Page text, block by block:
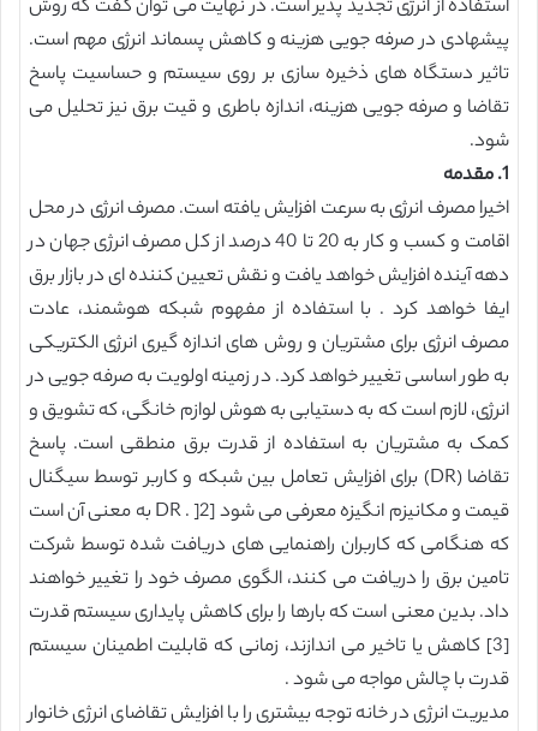
استفاده از انرژی تجدید پذیر است. در نهایت می توان گفت که روش
پیشهادی در صرفه جویی هزینه و کاهش پسماند انرژی مهم است.
تاثیر دستگاه های ذخیره سازی بر روی سیستم و حساسیت پاسخ
تقاضا و صرفه جویی هزینه، اندازه باطری و قیت برق نیز تحلیل می
شود.
1. مقدمه
اخیرا مصرف انرژی به سرعت افزایش یافته است. مصرف انرژی در محل
اقامت و کسب و کار به 20 تا 40 درصد از کل مصرف انرژی جهان در
دهه آینده افزایش خواهد یافت و نقش تعیین کننده ای در بازار برق
ایفا خواهد کرد . با استفاده از مفهوم شبکه هوشمند، عادت
مصرف انرژی برای مشتریان و روش های اندازه گیری انرژی الکتریکی
به طور اساسی تغییر خواهد کرد. در زمینه اولویت به صرفه جویی در
انرژی، لازم است که به دستیابی به هوش لوازم خانگی، که تشویق و
کمک به مشتریان به استفاده از قدرت برق منطقی است. پاسخ
تقاضا (DR) برای افزایش تعامل بین شبکه و کاربر توسط سیگنال
قیمت و مکانیزم انگیزه معرفی می شود [2[ . DR به معنی آن است
که هنگامی که کاربران راهنمایی های دریافت شده توسط شرکت
تامین برق را دریافت می کنند، الگوی مصرف خود را تغییر خواهند
داد. بدین معنی است که بارها را برای کاهش پایداری سیستم قدرت
[3] کاهش یا تاخیر می اندازند، زمانی که قابلیت اطمینان سیستم
قدرت با چالش مواجه می شود .
مدیریت انرژی در خانه توجه بیشتری را با افزایش تقاضای انرژی خانوار